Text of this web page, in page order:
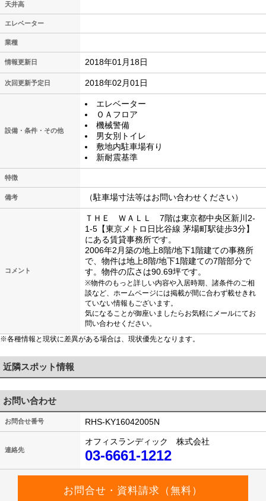
天井高
エレベーター
業種
情報更新日 2018年01月18日
次回更新予定日 2018年02月01日
設備・条件・その他
エレベーター
ＯＡフロア
機械警備
男女別トイレ
敷地内駐車場有り
新耐震基準
特徴
備考 （駐車場寸法等はお問い合わせください）
コメント
ＴＨＥ ＷＡＬＬ 7階は東京都中央区新川2-
1-5【東京メトロ日比谷線 茅場町駅徒歩3分】
にある賃貸事務所です。
2006年2月築の地上8階/地下1階建ての事務所
で、物件は地上8階/地下1階建ての7階部分で
す。物件の広さは90.69坪です。
※物件のもっと詳しい内容や入居時期、諸条件のご相
談など、ホームページには掲載が間に合わず載せきれ
ていない情報もございます。
気になることが御座いましたらお気軽にメールにてお
問い合わせください。
※各種情報と現状に差異がある場合は、現状優先となります。
近隣スポット情報
お問い合わせ
お問合せ番号 RHS-KY16042005N
連絡先
オフィスランディック 株式会社
03-6661-1212